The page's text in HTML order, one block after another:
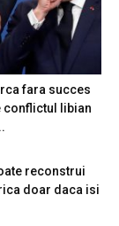
fara succes
conflictul libian
reconstrui
doar daca isi